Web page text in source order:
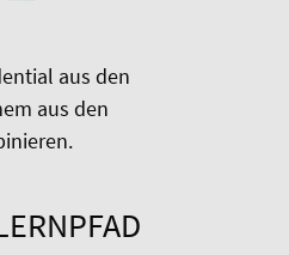
aus den
aus den